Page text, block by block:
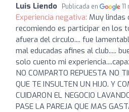
Luis Liendo Publicada en
Experiencia negativa: Muy lindas
recomiendo es participar en los
afuera del circulo.... fue
mal educadas afines al club.....
solo cuento mi
NO COMPARTO REPUESTA NO
QUE TE INSULTEN UN HIJO. Y
CUIDARON EL NEGOCIO
PASE LA PAREJA QUE MAS